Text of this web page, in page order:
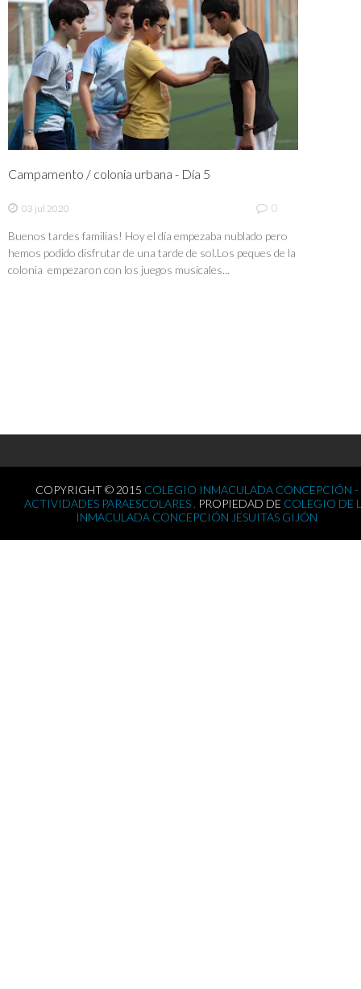
Campamento / colonia urbana - Día 5
03 jul 2020 0
Buenos tardes familias! Hoy el día empezaba nublado pero
hemos podido disfrutar de una tarde de sol.Los peques de la
colonia empezaron con los juegos musicales...
COPYRIGHT © 2015 COLEGIO INMACULADA CONCEPCIÓN -
ACTIVIDADES PARAESCOLARES . PROPIEDAD DE COLEGIO DE
INMACULADA CONCEPCIÓN JESUITAS GIJÓN